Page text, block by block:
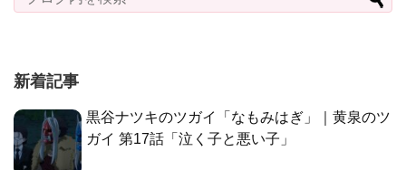
新着記事
黒谷ナツキのツガイ「なもみはぎ」｜黄泉のツ
ガイ 第17話「泣く子と悪い子」